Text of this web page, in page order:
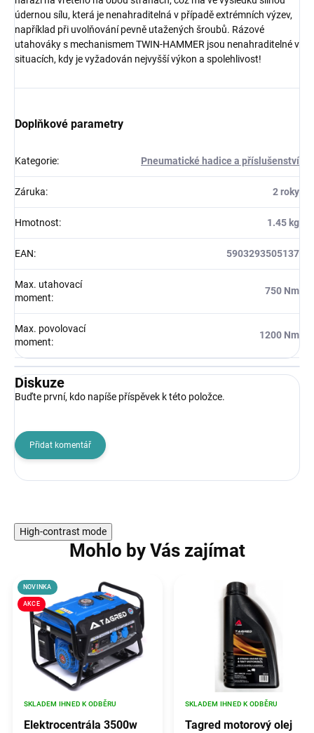
údernou sílu, která je nenahraditelná v případě extrémních výzev,
například při uvolňování pevně utažených šroubů. Rázové
utahováky s mechanismem TWIN-HAMMER jsou nenahraditelné v
situacích, kdy je vyžadován nejvyšší výkon a spolehlivost!
Doplňkové parametry
Kategorie: Pneumatické hadice a příslušenství
Záruka: 2 roky
Hmotnost: 1.45 kg
EAN: 5903293505137
Max. utahovací
moment:
750 Nm
Max. povolovací
moment:
1200 Nm
Diskuze
Buďte první, kdo napíše příspěvek k této položce.
Přidat komentář
High-contrast mode
Mohlo by Vás zajímat
AKCE
NOVINKA
Elektrocentrála 3500w
SKLADEM IHNED K ODBĚRU
Tagred motorový olej
SKLADEM IHNED K ODBĚRU